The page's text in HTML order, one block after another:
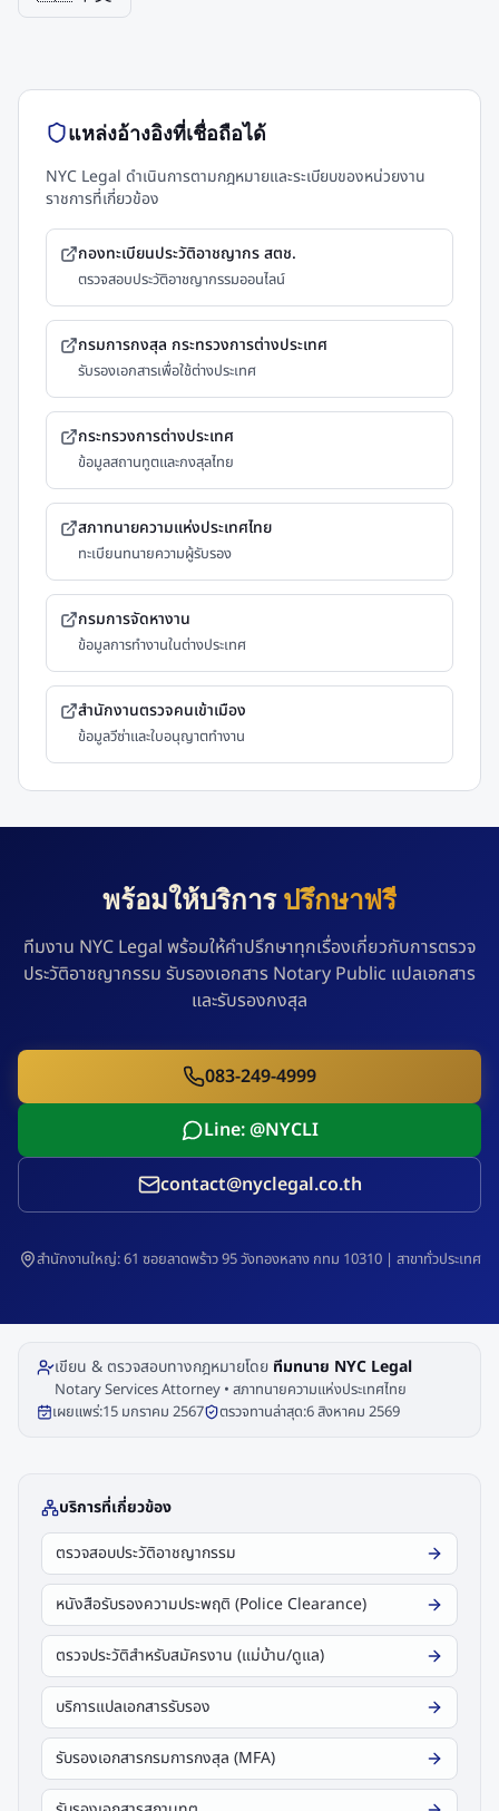
แหล่งอ้างอิงที่เชื่อถือได้
NYC Legal ดำเนินการตามกฎหมายและระเบียบของหน่วยงาน
ราชการที่เกี่ยวข้อง
กองทะเบียนประวัติอาชญากร สตช.
ตรวจสอบประวัติอาชญากรรมออนไลน์
กรมการกงสุล กระทรวงการต่างประเทศ
รับรองเอกสารเพื่อใช้ต่างประเทศ
กระทรวงการต่างประเทศ
ข้อมูลสถานทูตและกงสุลไทย
สภาทนายความแห่งประเทศไทย
ทะเบียนทนายความผู้รับรอง
กรมการจัดหางาน
ข้อมูลการทำงานในต่างประเทศ
สำนักงานตรวจคนเข้าเมือง
ข้อมูลวีซ่าและใบอนุญาตทำงาน
พร้อมให้บริการปรึกษาฟรี
ทีมงาน NYC Legal พร้อมให้คำปรึกษาทุกเรื่องเกี่ยวกับการตรวจ
ประวัติอาชญากรรม รับรองเอกสาร Notary Public แปลเอกสาร
และรับรองกงสุล
083-249-4999
Line: @NYCLI
contact@nyclegal.co.th
สำนักงานใหญ่: 61 ซอยลาดพร้าว 95 วังทองหลาง กทม 10310 | สาขาทั่วประเทศ
เขียน & ตรวจสอบทางกฎหมายโดย ทีมทนาย NYC Legal
Notary Services Attorney • สภาทนายความแห่งประเทศไทย
เผยแพร่:15 มกราคม 2567 ตรวจทานล่าสุด:6 สิงหาคม 2569
บริการที่เกี่ยวข้อง
ตรวจสอบประวัติอาชญากรรม
หนังสือรับรองความประพฤติ (Police Clearance)
ตรวจประวัติสำหรับสมัครงาน (แม่บ้าน/ดูแล)
บริการแปลเอกสารรับรอง
รับรองเอกสารกรมการกงสุล (MFA)